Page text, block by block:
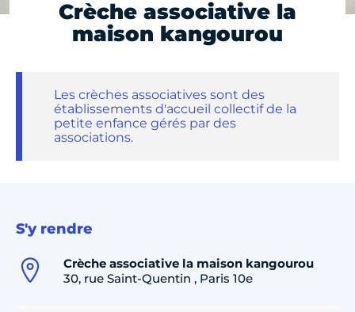
Crèche associative la
maison kangourou
Les crèches associatives sont des
établissements d'accueil collectif de la
petite enfance gérés par des
associations.
S'y rendre
Crèche associative la maison kangourou
30, rue Saint-Quentin , Paris 10e